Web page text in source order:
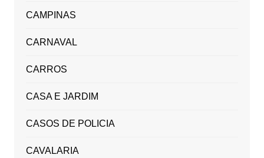
CAMPINAS
CARNAVAL
CARROS
CASA E JARDIM
CASOS DE POLICIA
CAVALARIA